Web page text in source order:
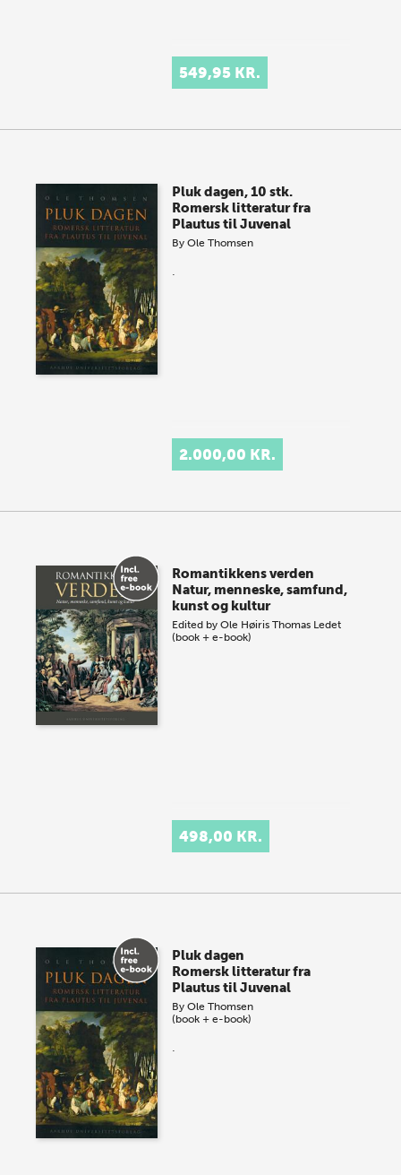
549,95 KR.
Pluk dagen, 10 stk.
Romersk litteratur fra
Plautus til Juvenal
ByOle Thomsen
.
2.000,00 KR.
Romantikkens verden
Natur, menneske, samfund,
kunst og kultur
Edited byOle Høiris Thomas Ledet
(book + e-book)
498,00 KR.
Pluk dagen
Romersk litteratur fra
Plautus til Juvenal
ByOle Thomsen
(book + e-book)
.